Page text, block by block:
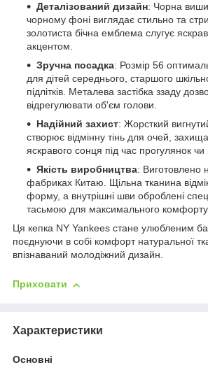
Деталізований дизайн: Чорна
чорному фоні виглядає стильно та
золотиста бічна емблема слугує
акцентом.
Зручна посадка: Розмір 56
для дітей середнього, старшого
підлітків. Металева застібка ззаду
відрегулювати об'єм голови.
Надійний захист: Жорсткий
створює відмінну тінь для очей,
яскравого сонця під час прогулянок
Якість виробництва: Виготовлено
фабриках Китаю. Щільна тканина
форму, а внутрішні шви оброблені
тасьмою для максимального
Ця кепка NY Yankees стане улюбленим
поєднуючи в собі комфорт натуральної
впізнаваний молодіжний дизайн.
Приховати
Характеристики
Основні